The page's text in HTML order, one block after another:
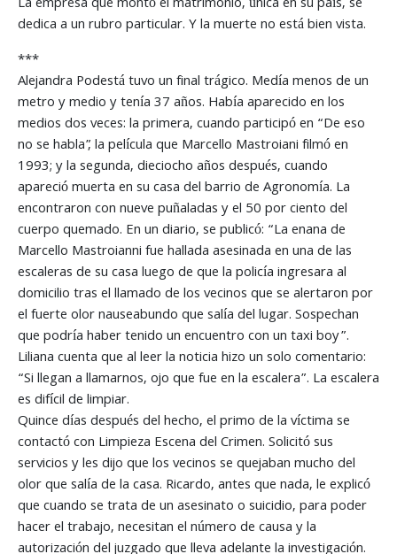
dedica a un rubro particular. Y la muerte no está bien vista.
***
Alejandra Podestá tuvo un final trágico. Medía menos de un
metro y medio y tenía 37 años. Había aparecido en los
medios dos veces: la primera, cuando participó en “De eso
no se habla”, la película que Marcello Mastroiani filmó en
1993; y la segunda, dieciocho años después, cuando
apareció muerta en su casa del barrio de Agronomía. La
encontraron con nueve puñaladas y el 50 por ciento del
cuerpo quemado. En un diario, se publicó: “La enana de
Marcello Mastroianni fue hallada asesinada en una de las
escaleras de su casa luego de que la policía ingresara al
domicilio tras el llamado de los vecinos que se alertaron por
el fuerte olor nauseabundo que salía del lugar. Sospechan
que podría haber tenido un encuentro con un taxi boy”.
Liliana cuenta que al leer la noticia hizo un solo comentario:
“Si llegan a llamarnos, ojo que fue en la escalera”. La escalera
es difícil de limpiar.
Quince días después del hecho, el primo de la víctima se
contactó con Limpieza Escena del Crimen. Solicitó sus
servicios y les dijo que los vecinos se quejaban mucho del
olor que salía de la casa. Ricardo, antes que nada, le explicó
que cuando se trata de un asesinato o suicidio, para poder
hacer el trabajo, necesitan el número de causa y la